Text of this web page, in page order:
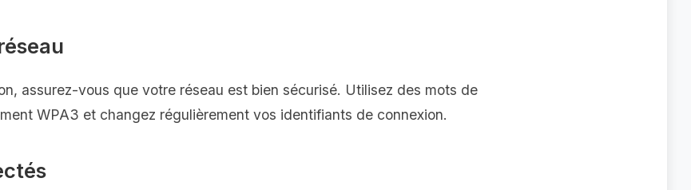
assurez-vous que votre réseau est bien sécurisé. Utilisez des mots de
WPA3 et changez régulièrement vos identifiants de connexion.